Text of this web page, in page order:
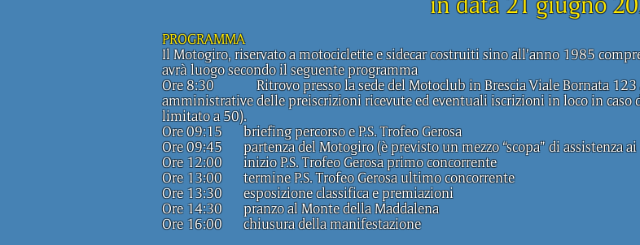
PROGRAMMA
Il Motogiro, riservato a motociclette e sidecar costruiti sino all’anno 1985
avrà luogo secondo il seguente programma
Ore 8:30 Ritrovo presso la sede del Motoclub in Brescia Viale Bornata 123
amministrative delle preiscrizioni ricevute ed eventuali iscrizioni in loco in
limitato a 50).
Ore 09:15 briefing percorso e P.S. Trofeo Gerosa
Ore 09:45 partenza del Motogiro (è previsto un mezzo “scopa” di assistenza
Ore 12:00 inizio P.S. Trofeo Gerosa primo concorrente
Ore 13:00 termine P.S. Trofeo Gerosa ultimo concorrente
Ore 13:30 esposizione classifica e premiazioni
Ore 14:30 pranzo al Monte della Maddalena
Ore 16:00 chiusura della manifestazione